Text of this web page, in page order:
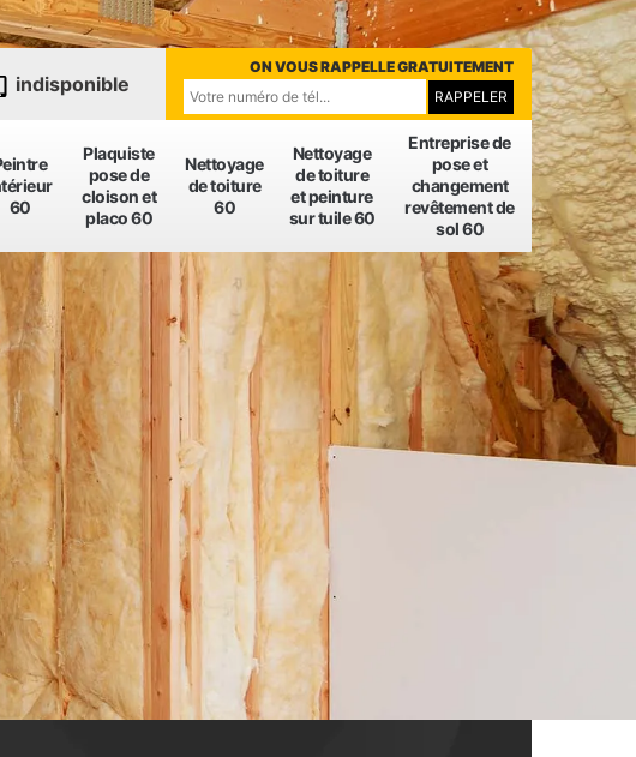
60
Plaquiste
pose de
cloison et
placo 60
Nettoyage
de toiture
60
Nettoyage
de toiture
et peinture
sur tuile 60
Entreprise de
pose et
changement
revêtement de
sol 60
indisponible
ON VOUS RAPPELLE GRATUITEMENT